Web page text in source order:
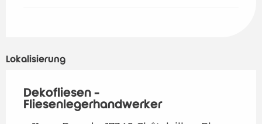
Lokalisierung
Dekofliesen -
Fliesenlegerhandwerker